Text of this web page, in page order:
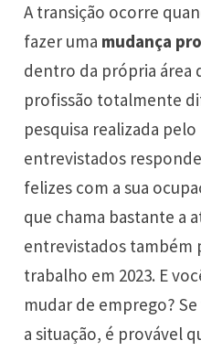
A transição ocorre
fazer uma mudança
dentro da própria área
profissão totalmente
pesquisa realizada
entrevistados
felizes com a sua
que chama bastante a
entrevistados também
trabalho em 2023. E
mudar de emprego?
a situação, é provável